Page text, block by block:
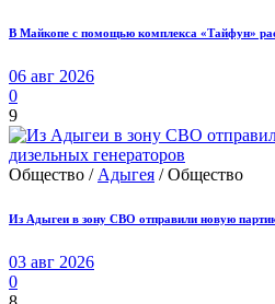
В Майкопе с помощью комплекса «Тайфун»
06 авг 2026
0
9
Общество / Адыгея / Общество
Из Адыгеи в зону СВО отправили новую
03 авг 2026
0